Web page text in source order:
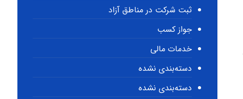
ثبت شرکت در مناطق آزاد
جواز کسب
خدمات مالی
دسته‌بندی نشده
دسته‌بندی نشده